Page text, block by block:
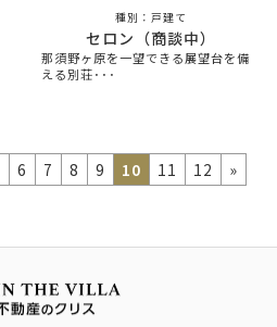
戸建て
セロン（商談中）
那須野ヶ原を一望できる展望台を備
える別荘･･･
6 7 8 9 10 11 12 »